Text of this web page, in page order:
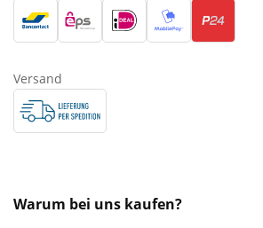
Versand
Warum bei uns kaufen?